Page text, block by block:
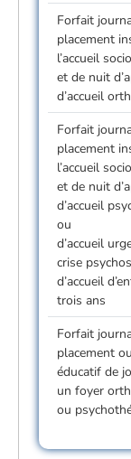
Forfait
placement
l’accueil
et de nuit
d’accueil
Forfait
placement
l’accueil
et de nuit
d’accueil
ou
d’accueil
crise
d’accueil
trois ans
Forfait
placement
éducatif de
un foyer
ou